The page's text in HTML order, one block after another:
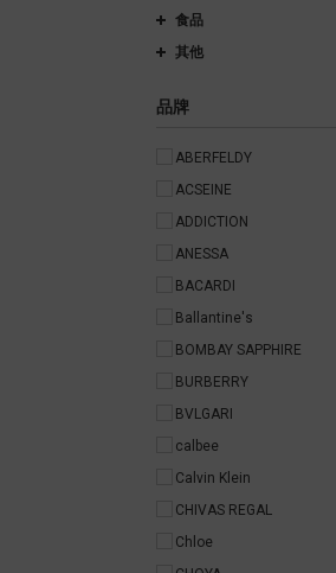
食品
其他
品牌
ABERFELDY
ACSEINE
ADDICTION
ANESSA
BACARDI
Ballantine's
BOMBAY SAPPHIRE
BURBERRY
BVLGARI
calbee
Calvin Klein
CHIVAS REGAL
Chloe